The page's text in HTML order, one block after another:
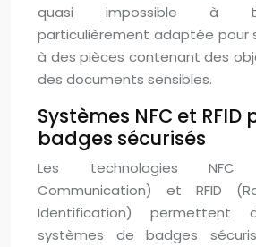
quasi impossible à
particulièrement adaptée pour
à des pièces contenant des
des documents sensibles.
Systèmes NFC et RFID
badges sécurisés
Les technologies NFC
Communication) et RFID
Identification) permettent
systèmes de badges